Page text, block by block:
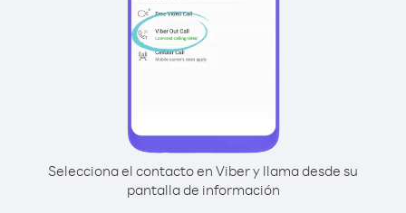
Selecciona el contacto en Viber y llama desde su
pantalla de información